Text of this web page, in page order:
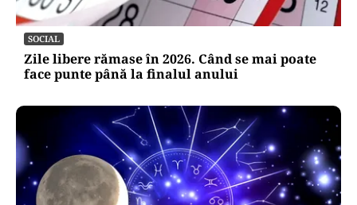
SOCIAL
Zile libere rămase în 2026. Când se mai poate
face punte până la finalul anului